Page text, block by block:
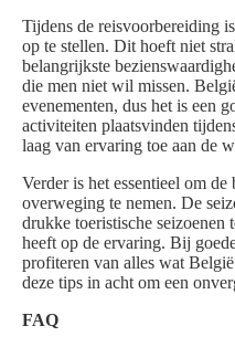
Tijdens de reisvoorbereiding
op te stellen. Dit hoeft niet
belangrijkste
die men niet wil missen.
evenementen, dus het is een
activiteiten plaatsvinden
laag van ervaring toe aan de
Verder is het essentieel om
overweging te nemen. De
drukke toeristische seizoenen
heeft op de ervaring. Bij
profiteren van alles wat
deze tips in acht om een
FAQ